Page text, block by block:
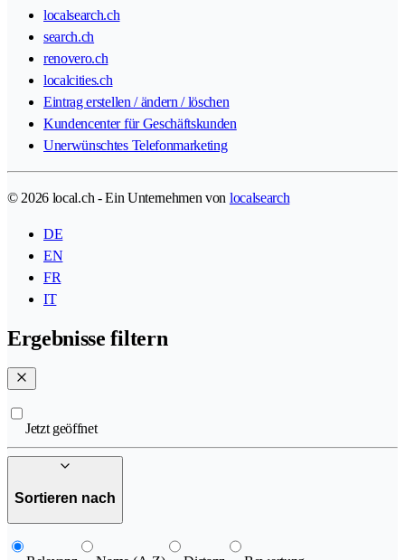
localsearch.ch
search.ch
renovero.ch
localcities.ch
Eintrag erstellen / ändern / löschen
Kundencenter für Geschäftskunden
Unerwünschtes Telefonmarketing
© 2026 local.ch - Ein Unternehmen von localsearch
DE
EN
FR
IT
Ergebnisse filtern
Jetzt geöffnet
Sortieren nach